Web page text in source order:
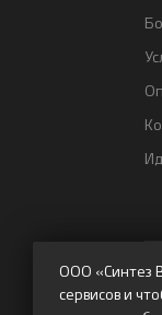
ООО «Синтез
сервисов и